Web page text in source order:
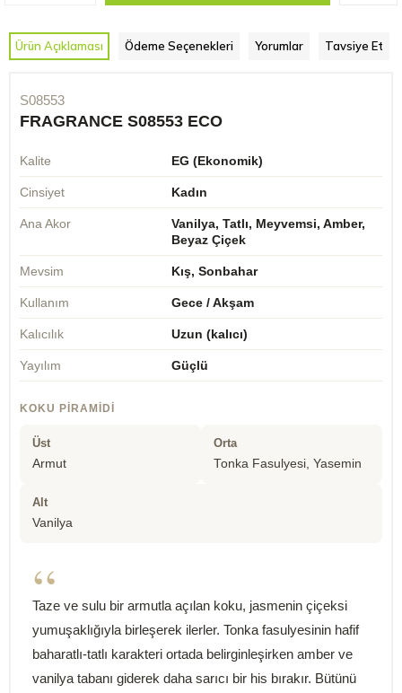
Ürün Açıklaması Ödeme Seçenekleri Yorumlar Tavsiye Et
S08553
FRAGRANCE S08553 ECO
Kalite EG (Ekonomik)
Cinsiyet Kadın
Ana Akor
Vanilya, Tatlı, Meyvemsi, Amber,
Beyaz Çiçek
Mevsim Kış, Sonbahar
Kullanım Gece / Akşam
Kalıcılık Uzun (kalıcı)
Yayılım Güçlü
KOKU PIRAMIDI
Üst
Armut
Orta
Tonka Fasulyesi, Yasemin
Alt
Vanilya
“
Taze ve sulu bir armutla açılan koku, jasmenin çiçeksi
yumuşaklığıyla birleşerek ilerler. Tonka fasulyesinin hafif
baharatlı-tatlı karakteri ortada belirginleşirken amber ve
vanilya tabanı giderek daha sarıcı bir his bırakır. Bütünü